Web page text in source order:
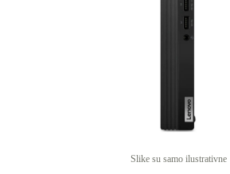
Slike su samo ilustrativne